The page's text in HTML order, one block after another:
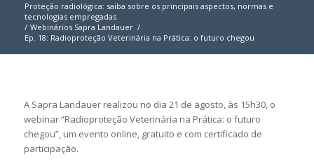
Proteção radiológica: saiba sobre os principais aspectos, normas e
tecnologias empregadas
/ Webinários Sapra Landauer /
Ep. 18: Radioproteção Veterinária na Prática: o futuro chegou
A Sapra Landauer realizou no dia 21 de agosto, às 15h30, o
webinar “Radioproteção Veterinária na Prática: o futuro
chegou”, um evento online, gratuito e com certificado de
participação.